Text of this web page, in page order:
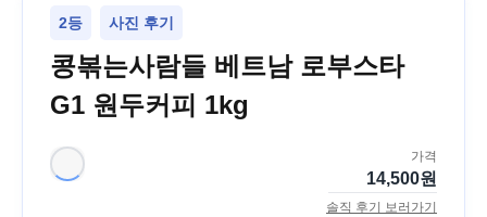
2등 사진 후기
콩볶는사람들 베트남 로부스타
G1 원두커피 1kg
가격
14,500원
솔직 후기 보러가기